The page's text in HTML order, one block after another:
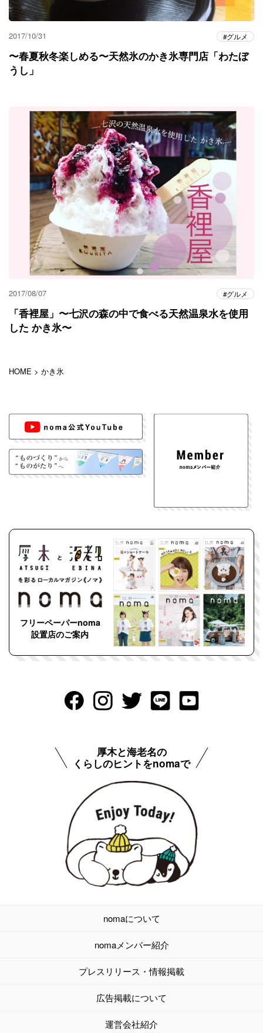
2017/10/31 グルメ
〜春夏秋冬楽しめる〜天然氷のかき氷専門店「わたぼ
うし」
2017/08/07 グルメ
「香裡屋」〜七沢の森の中で食べる天然温泉水を使用
した かき氷〜
HOME > かき氷
フリーペーパーnoma
設置店のご案内
厚木と海老名の
くらしのヒントをnomaで
nomaについて
nomaメンバー紹介
プレスリリース・情報掲載
広告掲載について
運営会社紹介